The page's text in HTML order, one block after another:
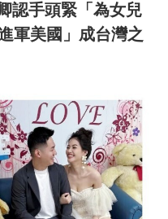
認手頭緊「為女兒
軍美國」成台灣之